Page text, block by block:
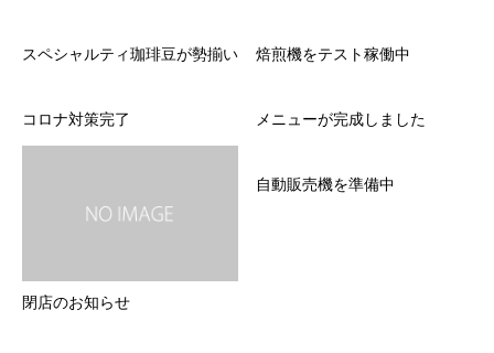
スペシャルティ珈琲豆が勢揃い 焙煎機をテスト稼働中
コロナ対策完了 メニューが完成しました
閉店のお知らせ
自動販売機を準備中